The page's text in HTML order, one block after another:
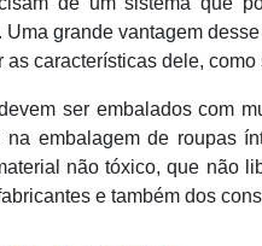
grande vantagem
características dele, como
ser embalados com
embalagem de roupas
não tóxico, que não
e também dos